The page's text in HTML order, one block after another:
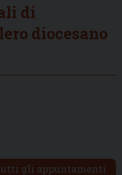
di
diocesano
gli appuntamenti